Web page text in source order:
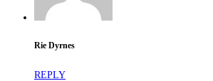
Rie Dyrnes
REPLY